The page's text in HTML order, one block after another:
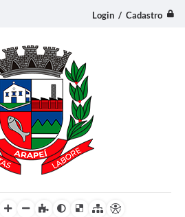
Login / Cadastro